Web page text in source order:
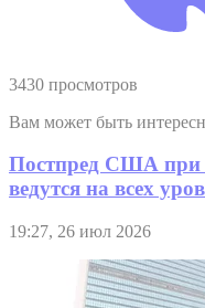
3430 просмотров
Вам может быть
Постпред США при
ведутся на всех
19:27, 26 июл 2026